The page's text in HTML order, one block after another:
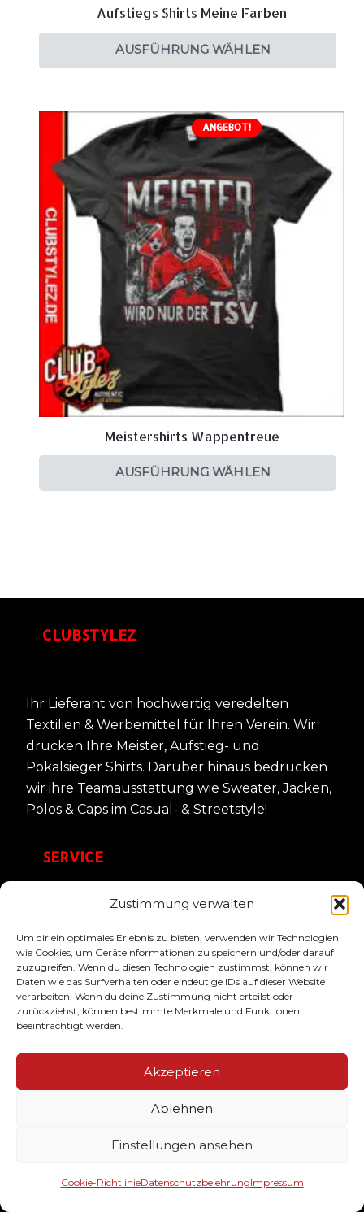
Zustimmung verwalten
Um dir ein optimales Erlebnis zu bieten, verwenden wir Technologien
wie Cookies, um Geräteinformationen zu speichern und/oder darauf
zuzugreifen. Wenn du diesen Technologien zustimmst, können wir
Daten wie das Surfverhalten oder eindeutige IDs auf dieser Website
verarbeiten. Wenn du deine Zustimmung nicht erteilst oder
zurückziehst, können bestimmte Merkmale und Funktionen
beeinträchtigt werden.
Akzeptieren
Ablehnen
Einstellungen ansehen
Cookie-RichtlinieDatenschutzbelehrungImpressum
Aufstiegs Shirts Meine Farben
AUSFÜHRUNG WÄHLEN
ANGEBOT!
Meistershirts Wappentreue
AUSFÜHRUNG WÄHLEN
CLUBSTYLEZ
Ihr Lieferant von hochwertig veredelten
Textilien & Werbemittel für Ihren Verein. Wir
drucken Ihre Meister, Aufstieg- und
Pokalsieger Shirts. Darüber hinaus bedrucken
wir ihre Teamausstattung wie Sweater, Jacken,
Polos & Caps im Casual- & Streetstyle!
SERVICE
Designservice
Größen & Farben
Häufige Fragen
KONTAKT
Bornweg 21
63599 Biebergemünd
WA: +49 (0) 60 50 30 76 786
info@clubstylez.de